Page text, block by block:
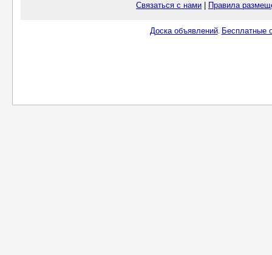
Связаться с нами Правила
Доска объявлений. Бесплатные